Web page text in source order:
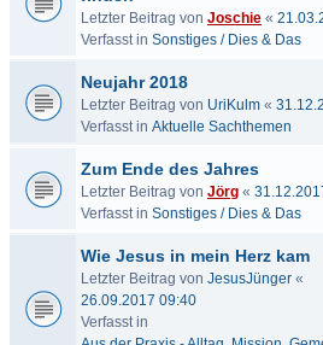
Letzter Beitrag von Joschie «
Verfasst in Sonstiges / Dies & Das
Neujahr 2018
Letzter Beitrag von UriKulm «
Verfasst in Aktuelle Sachthemen
Zum Ende des Jahres
Letzter Beitrag von Jörg «
Verfasst in Sonstiges / Dies & Das
Wie Jesus in mein Herz kam
Letzter Beitrag von JesusJünger «
26.09.2017 09:40
Verfasst in